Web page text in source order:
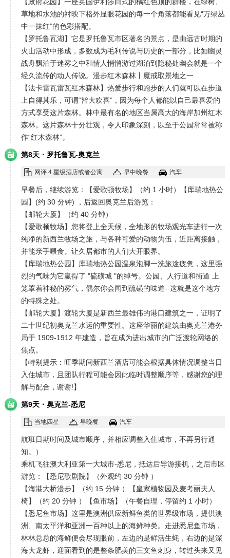
草地和水池的衬映下格外显眼花园的每一个角落都能看见“万绿丛
中一抹红”的色彩搭配。
【罗托鲁瓦湖】它是罗托鲁瓦市区著名的景点，是由远古时期的
火山活动中形成，多数成为毛利传说与历史的一部分，比如幽灵
战舟飘泊于迷雾之中和情人悄悄游过湖泊到隐秘处幽会就是一个
经久流传的动人传说。漫步红木森林丨魔戒取景地之一
【法卡雷瓦雷瓦红木森林】热爱步行和跑步的人们就可以在步道
上自得其乐，可谓“皆大欢喜”，因为每个人都能以自己最喜爱的
方式享受这片森林。林中最有名的地区当属高大的海岸加州红木
森林。这片森林十分壮观，令人印象深刻，以至于公园常常被称
作“红木森林”。
第8天 · 罗托鲁瓦-奥克兰
网评 4 星级酒店或者公寓 早中晚餐 汽车
早餐后，继续游览：【爱歌顿牧场】（约 1 小时）【库瑞地热公
园】(约 30 分钟) ，后返回奥克兰后游览：
【邮轮大厦】（约 40 分钟）
【爱歌顿牧场】您将登上全天候，全地形的牧场观光车进行一次
纯净的新西兰牧场之旅，与各种可爱的动物为伍，近距离接触，
并能亲手喂食。让久居都市的人们大开眼界。
【库瑞地热公园】库瑞地热公园温泉泡脚一洗旅途疲惫，这里强
烈的气味为它赢得了 "硫磺城 "的绰号。公园、人行道和街道 上
笼罩着神秘的雾气，偶尔你会闻到硫磺的味道--这就是这个地方
的特殊之处。
【邮轮大厦】渡轮大厦是新西兰最雄伟的港口建筑之一，证明了
二十世纪初奥克兰水运的重要性。这座华丽的建筑由奥克兰港务
局于 1909-1912 年建造，旨在成为进出城市的广泛渡轮网络的
焦点。
【特别提示：旺季期间新西兰酒店可能会根据具体情况调整当日
入住城市，且团队行程可能会因此临时调整顺序等，感谢您的理
解与配合，谢谢!】
第9天 · 奥克兰-悉尼
当地四星 早晚餐 汽车
航班日期时间及城市顺序，并相应调整入住城市，不再另行通
知。）
乘机飞往澳大利亚第一大城市-悉尼，抵达后导游接机，之后市区
游览：【悉尼歌剧院】（外观约 30 分钟 ）
【海港大桥漫步】（约 15 分钟 ）【皇家植物园及麦考丽夫人
椅】（约 20 分钟 ）【鱼市场】（午餐自理，停留约 1 小时）
【悉尼鱼市场】这里是澳洲供应新鲜鱼类的世界级市场，提供澳
洲、南太平洋和亚洲一百种以上的海鲜种类。走进悉尼鱼市场，
林林总总的海鲜便会尽现眼前，左边的是鲜活生蚝，右边的是深
海大龙虾，迎面看到的是整条肥美的三文鱼刺身，转过头来又见